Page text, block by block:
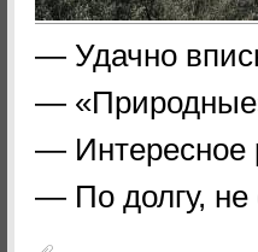
— Удачно
—
— Интересное
— По долгу, не